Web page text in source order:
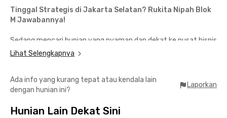
Tinggal Strategis di Jakarta Selatan? Rukita Nipah Blok
M Jawabannya!
Sedang mencari hunian yang nyaman dan dekat ke pusat bisnis
Jakarta? Rukita Nipah Blok M hadir sebagai pilihan ideal untuk
para profesional dengan mobilitas tinggi. Terletak di Jalan
ke sejumlah kawasan perkantoran utama di Jakarta Selatan.
📍 Kuningan – 13 menit berkendara
Lihat Selengkapnya
Ada info yang kurang tepat atau kendala lain
dengan hunian ini?
Laporkan
Hunian Lain Dekat Sini